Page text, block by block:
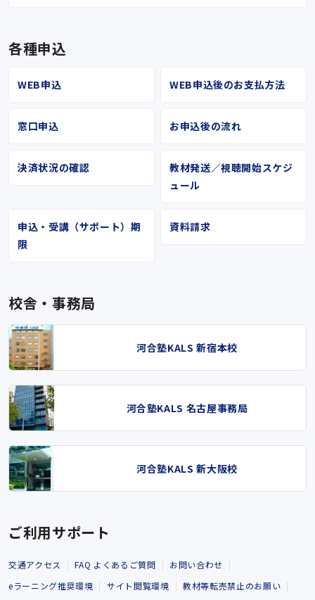
各種申込
WEB申込 WEB申込後のお支払方法
窓口申込 お申込後の流れ
決済状況の確認
教材発送／視聴開始スケジ
ュール
申込・受講（サポート）期
限
資料請求
校舎・事務局
河合塾KALS 新宿本校
河合塾KALS 名古屋事務局
河合塾KALS 新大阪校
ご利用サポート
交通アクセス FAQ よくあるご質問
お問い合わせ
eラーニング推奨環境
サイト閲覧環境
教材等転売禁止のお願い